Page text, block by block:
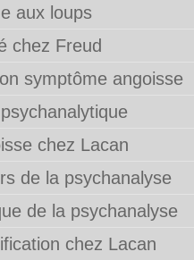
aux loups
chez Freud
symptôme angoisse
chez Lacan
de la psychanalyse
de la psychanalyse
chez Lacan